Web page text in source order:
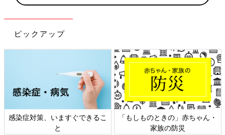
ピックアップ
感染症対策、いますぐできるこ
と
「もしものときの」赤ちゃん・
家族の防災